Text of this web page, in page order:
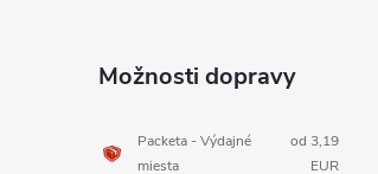
Možnosti dopravy
Packeta - Výdajné
miesta
od 3,19
EUR